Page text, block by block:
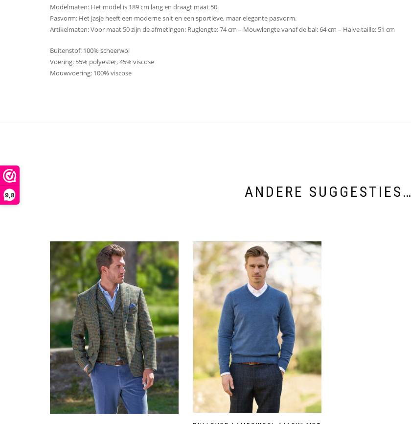
9,8
Modelmaten: Het model is 189 cm lang en draagt ​​maat 50.
Pasvorm: Het jasje heeft een moderne snit en een sportieve, maar elegante pasvorm.
Artikelmaten: Voor maat 50 zijn de afmetingen: Ruglengte: 74 cm – Mouwlengte vanaf de bal: 64 cm – Halve taille: 51 cm
Buitenstof: 100% scheerwol
Voering: 55% polyester, 45% viscose
Mouwvoering: 100% viscose
ANDERE SUGGESTIES…